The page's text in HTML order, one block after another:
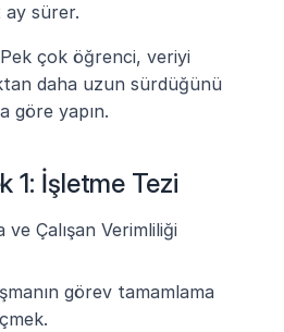
ay sürer.
Pek çok öğrenci, veriyi
daha uzun sürdüğünü
göre yapın.
1: İşletme Tezi
ve Çalışan Verimliliği
görev tamamlama